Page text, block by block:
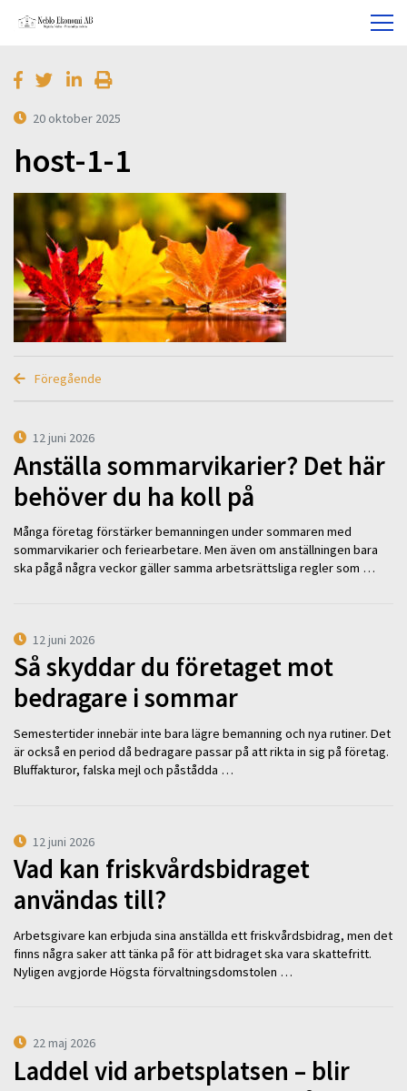
20 oktober 2025
host-1-1
Föregående
12 juni 2026
Anställa sommarvikarier? Det här
behöver du ha koll på
Många företag förstärker bemanningen under sommaren med
sommarvikarier och feriearbetare. Men även om anställningen bara
ska pågå några veckor gäller samma arbetsrättsliga regler som …
12 juni 2026
Så skyddar du företaget mot
bedragare i sommar
Semestertider innebär inte bara lägre bemanning och nya rutiner. Det
är också en period då bedragare passar på att rikta in sig på företag.
Bluffakturor, falska mejl och påstådda …
12 juni 2026
Vad kan friskvårdsbidraget
användas till?
Arbetsgivare kan erbjuda sina anställda ett friskvårdsbidrag, men det
finns några saker att tänka på för att bidraget ska vara skattefritt.
Nyligen avgjorde Högsta förvaltningsdomstolen …
22 maj 2026
Laddel vid arbetsplatsen – blir